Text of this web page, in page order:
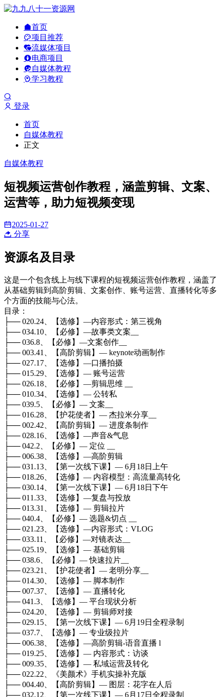
首页
项目推荐
流媒体项目
电商项目
自媒体教程
学习教程
登录
首页
自媒体教程
正文
自媒体教程
短视频运营创作教程，涵盖剪辑、文案、
运营等，助力短视频变现
2025-01-27
分享
资源名及目录
这是一个包含线上与线下课程的短视频运营创作教程，涵盖了
从基础剪辑到高阶剪辑、文案创作、账号运营、直播转化等多
个方面的技能与心法。
目录：
├── 020.24、【选修】—内容形式：第三视角
├── 034.10、【必修】—故事类文案__
├── 036.8、【必修】—文案创作__
├── 003.41、【高阶剪辑】— keynote动画制作
├── 027.17、【选修】—口播拍摄
├── 015.29、【选修】— 账号运营
├── 026.18、【必修】—剪辑思维 __
├── 010.34、【选修】— 公转私
├── 039.5、【必修】— 文案__
├── 016.28、【护花使者】— 杰拉米分享__
├── 002.42、【高阶剪辑】— 进度条制作
├── 028.16、【选修】—声音&气息
├── 042.2、【必修】— 定位 __
├── 006.38、【选修】—高阶剪辑
├── 031.13、【第一次线下课】— 6月18日上午
├── 018.26、【选修】— 内容模型：高流量高转化
├── 030.14、【第一次线下课】— 6月18日下午
├── 011.33、【选修】—复盘与投放
├── 013.31、【选修】— 剪辑拉片
├── 040.4、【必修】— 选题&切点 __
├── 021.23、【选修】—内容形式：VLOG
├── 033.11、【必修】—对镜表达__
├── 025.19、【选修】— 基础剪辑
├── 038.6、【必修】— 快速拉片__
├── 023.21、【护花使者】— 老明分享__
├── 014.30、【选修】— 脚本制作
├── 007.37、【选修】— 直播转化
├── 041.3、【选修】— 平台现状分析
├── 024.20、【选修】— 剪辑师对接
├── 029.15、【第一次线下课】— 6月19日全程录制
├── 037.7、【选修】— 专业级拉片
├── 006.38、【选修】—高阶剪辑-语音直播 l
├── 019.25、【选修】— 内容形式：访谈
├── 009.35、【选修】— 私域运营及转化
├── 022.22、《美颜术》手机实操补充版
├── 004.40、【高阶剪辑】— 图层：花字在人后
├── 032.12、【第一次线下课】— 6月17日全程录制